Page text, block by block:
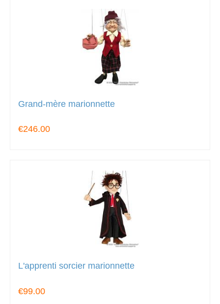
Grand-mère marionnette
€246.00
L'apprenti sorcier marionnette
€99.00